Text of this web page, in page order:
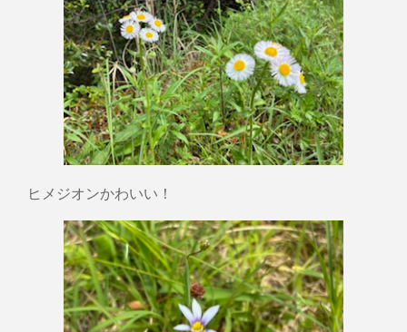
ヒメジオンかわいい！